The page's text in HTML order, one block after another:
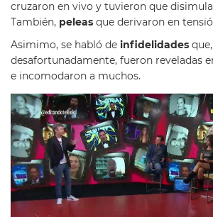
cruzaron en vivo y tuvieron que
También, peleas que derivaron en
Asimimo, se habló de infidelidades que,
desafortunadamente, fueron reveladas
e incomodaron a muchos.